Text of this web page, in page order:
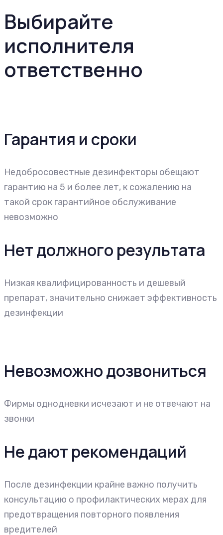
Выбирайте
исполнителя
ответственно
Гарантия и сроки
Недобросовестные дезинфекторы обещают
гарантию на 5 и более лет, к сожалению на
такой срок гарантийное обслуживание
невозможно
Нет должного результата
Низкая квалифицированность и дешевый
препарат, значительно снижает эффективность
дезинфекции
Невозможно дозвониться
Фирмы однодневки исчезают и не отвечают на
звонки
Не дают рекомендаций
После дезинфекции крайне важно получить
консультацию о профилактических мерах для
предотвращения повторного появления
вредителей